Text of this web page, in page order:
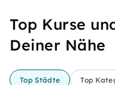
Top Kurse
Deiner Nähe
Top Städte Top